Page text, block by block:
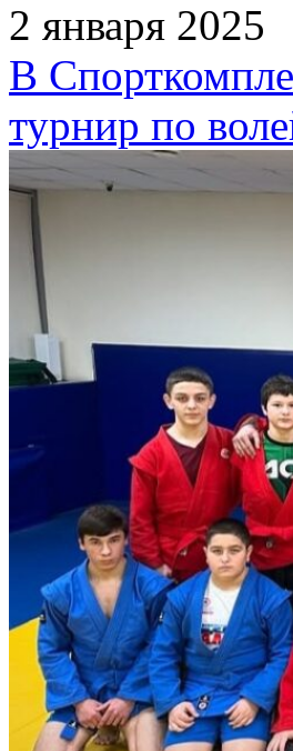
2 января 2025
В
турнир по